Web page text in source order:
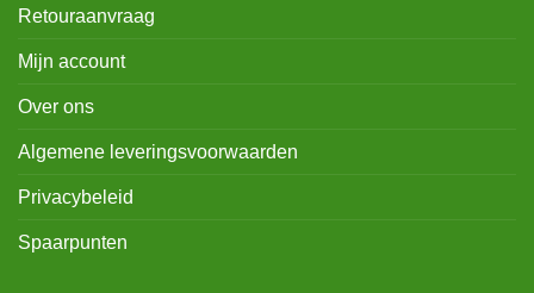
Retouraanvraag
Mijn account
Over ons
Algemene leveringsvoorwaarden
Privacybeleid
Spaarpunten